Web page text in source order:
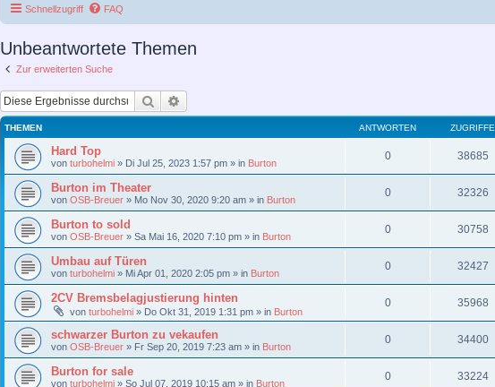
Schnellzugriff FAQ
Unbeantwortete Themen
Zur erweiterten Suche
Suche
THEMEN ANTWORTEN ZUGRIFFE
Hard Top
von turbohelmi » Di Jul 25, 2023 1:57 pm » in Burton
0 38685
Burton im Theater
von OSB-Breuer » Mo Nov 30, 2020 9:20 am » in Burton
0 32326
Burton to sold
von OSB-Breuer » Sa Mai 16, 2020 7:10 pm » in Burton
0 30758
Umbau auf Türen
von turbohelmi » Mi Apr 01, 2020 2:05 pm » in Burton
0 32427
2CV Bremsbelagjustierung hinten
von turbohelmi » Do Okt 31, 2019 1:31 pm » in Burton
0 35968
schwarzer Burton zu vekaufen
von OSB-Breuer » Fr Sep 20, 2019 7:23 am » in Burton
0 34400
Burton for sale
von turbohelmi » So Jul 07, 2019 10:15 am » in Burton
0 33224